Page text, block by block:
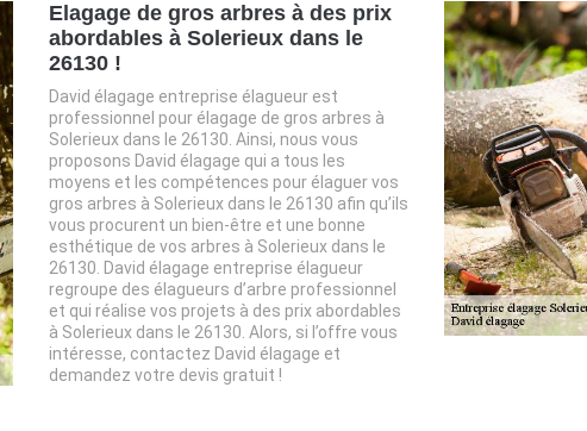
Elagage de gros arbres à des prix
abordables à Solerieux dans le
26130 !
David élagage entreprise élagueur est
professionnel pour élagage de gros arbres à
Solerieux dans le 26130. Ainsi, nous vous
proposons David élagage qui a tous les
moyens et les compétences pour élaguer vos
gros arbres à Solerieux dans le 26130 afin qu’ils
vous procurent un bien-être et une bonne
esthétique de vos arbres à Solerieux dans le
26130. David élagage entreprise élagueur
regroupe des élagueurs d’arbre professionnel
et qui réalise vos projets à des prix abordables
à Solerieux dans le 26130. Alors, si l’offre vous
intéresse, contactez David élagage et
demandez votre devis gratuit !